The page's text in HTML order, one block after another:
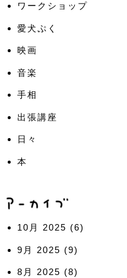
ワークショップ
愛犬ぷく
映画
音楽
手相
出張講座
日々
本
10月 2025 (6)
9月 2025 (9)
8月 2025 (8)